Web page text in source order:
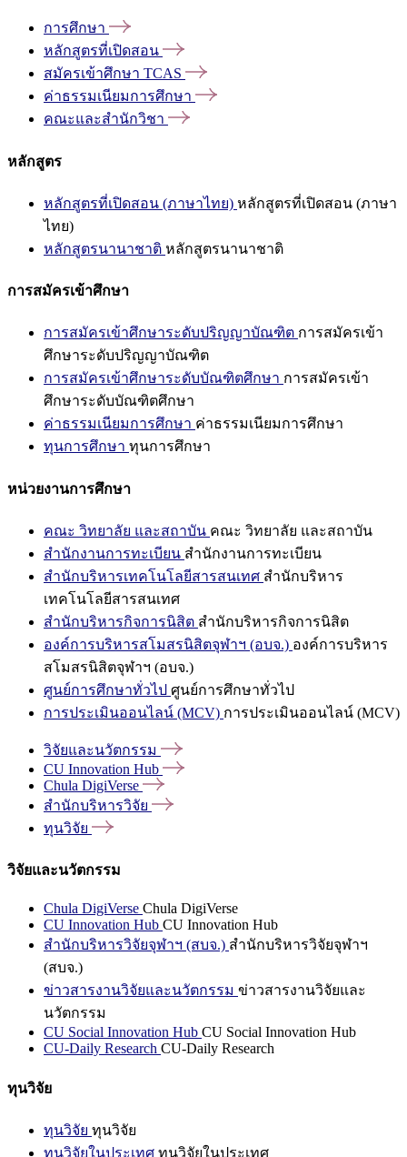
การศึกษา
หลักสูตรที่เปิดสอน
สมัครเข้าศึกษา TCAS
ค่าธรรมเนียมการศึกษา
คณะและสำนักวิชา
หลักสูตร
หลักสูตรที่เปิดสอน (ภาษาไทย) หลักสูตรที่เปิดสอน (ภาษา
ไทย)
หลักสูตรนานาชาติ หลักสูตรนานาชาติ
การสมัครเข้าศึกษา
การสมัครเข้าศึกษาระดับปริญญาบัณฑิต การสมัครเข้า
ศึกษาระดับปริญญาบัณฑิต
การสมัครเข้าศึกษาระดับบัณฑิตศึกษา การสมัครเข้า
ศึกษาระดับบัณฑิตศึกษา
ค่าธรรมเนียมการศึกษา ค่าธรรมเนียมการศึกษา
ทุนการศึกษา ทุนการศึกษา
หน่วยงานการศึกษา
คณะ วิทยาลัย และสถาบัน คณะ วิทยาลัย และสถาบัน
สำนักงานการทะเบียน สำนักงานการทะเบียน
สำนักบริหารเทคโนโลยีสารสนเทศ สำนักบริหาร
เทคโนโลยีสารสนเทศ
สำนักบริหารกิจการนิสิต สำนักบริหารกิจการนิสิต
องค์การบริหารสโมสรนิสิตจุฬาฯ (อบจ.) องค์การบริหาร
สโมสรนิสิตจุฬาฯ (อบจ.)
ศูนย์การศึกษาทั่วไป ศูนย์การศึกษาทั่วไป
การประเมินออนไลน์ (MCV) การประเมินออนไลน์ (MCV)
วิจัยและนวัตกรรม
CU Innovation Hub
Chula DigiVerse
สำนักบริหารวิจัย
ทุนวิจัย
วิจัยและนวัตกรรม
Chula DigiVerse Chula DigiVerse
CU Innovation Hub CU Innovation Hub
สำนักบริหารวิจัยจุฬาฯ (สบจ.) สำนักบริหารวิจัยจุฬาฯ
(สบจ.)
ข่าวสารงานวิจัยและนวัตกรรม ข่าวสารงานวิจัยและ
นวัตกรรม
CU Social Innovation Hub CU Social Innovation Hub
CU-Daily Research CU-Daily Research
ทุนวิจัย
ทุนวิจัย ทุนวิจัย
ทุนวิจัยในประเทศ ทุนวิจัยในประเทศ